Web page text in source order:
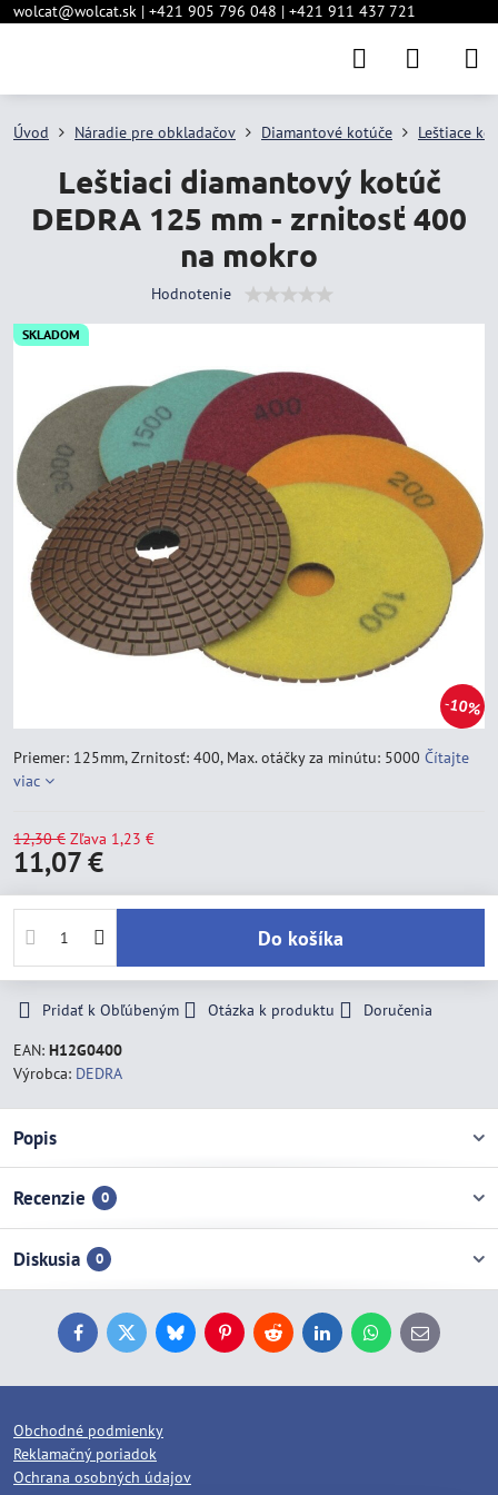
wolcat@wolcat.sk | +421 905 796 048 | +421 911 437 721
SKLADOM
10%
Úvod Náradie pre obkladačov Diamantové kotúče Leštiace
Leštiaci diamantový kotúč
DEDRA 125 mm - zrnitosť 400
na mokro
Hodnotenie
Priemer: 125mm, Zrnitosť: 400, Max. otáčky za minútu: 5000 Čítajte
viac
12,30 € Zľava 1,23 €
11,07 €
Do košíka
Pridať k Obľúbeným Otázka k produktu
Doručenia
EAN: H12G0400
Výrobca: DEDRA
Popis
Recenzie 0
Diskusia 0
FacebookTwitterBlueskyPinterestReddit LinkedInWhatsApp
E-
mail
Obchodné podmienky
Reklamačný poriadok
Ochrana osobných údajov